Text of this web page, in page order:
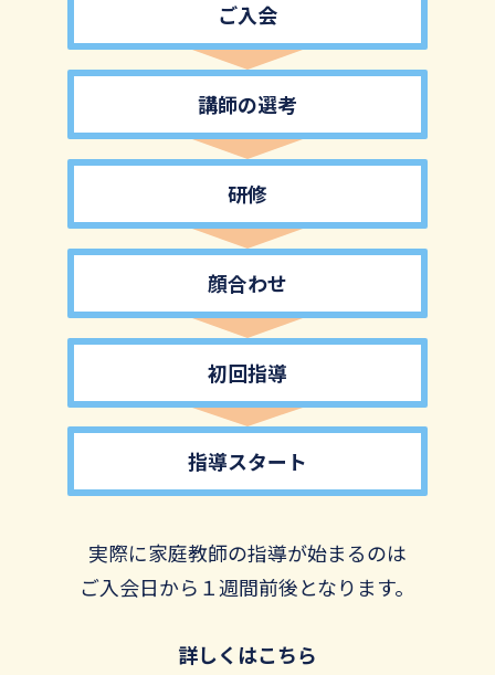
ご入会
講師の選考
研修
顔合わせ
初回指導
指導スタート
実際に家庭教師の指導が始まるのは
ご入会日から１週間前後となります。
詳しくはこちら